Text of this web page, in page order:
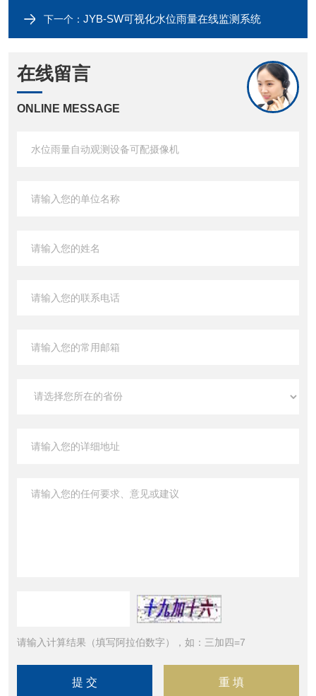
下一个： JYB-SW可视化水位雨量在线监测系统
在线留言
ONLINE MESSAGE
请输入计算结果（填写阿拉伯数字），如：三加四=7